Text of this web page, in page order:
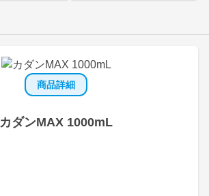
商品詳細
カダンMAX 1000mL